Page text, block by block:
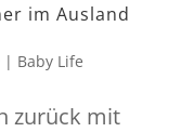
im Ausland
| Baby Life
zurück mit